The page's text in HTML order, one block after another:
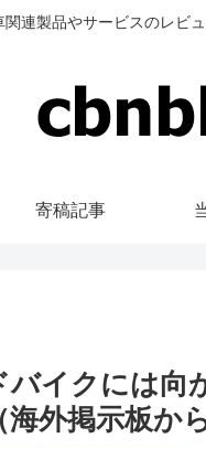
関連製品やサービスのレビ
寄稿記事
イクには向
外掲示板から